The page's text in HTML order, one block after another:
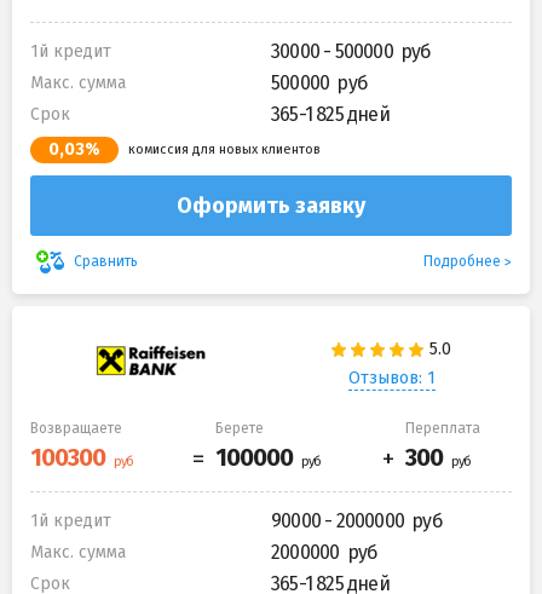
1й кредит 30000 - 500000
Макс. сумма 500000
Срок 365-1 825 дней
0,03% комиссия для новых клиентов
Оформить заявку
Сравнить Подробнее
Отзывов: 1
Возвращаете Берете Переплата
1й кредит 90000 - 2000000
Макс. сумма 2000000
Срок 365-1 825 дней